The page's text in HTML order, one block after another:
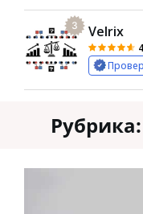
3 Velrix
Рубрика: